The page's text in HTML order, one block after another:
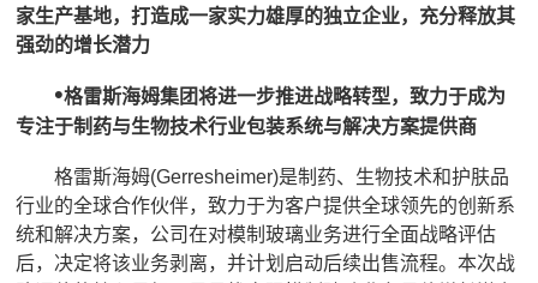
家生产基地，打造成一家实力雄厚的独立企业，充分释放其
强劲的增长潜力
•格雷斯海姆集团将进一步推进战略转型，致力于成为
专注于制药与生物技术行业包装系统与解决方案提供商
格雷斯海姆(Gerresheimer)是制药、生物技术和护肤品
行业的全球合作伙伴，致力于为客户提供全球领先的创新系
统和解决方案，公司在对模制玻璃业务进行全面战略评估
后，决定将该业务剥离，并计划启动后续出售流程。本次战